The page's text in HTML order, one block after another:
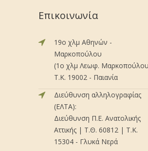
Επικοινωνία
19ο χλμ Αθηνών -
Μαρκοπούλου
(1ο χλμ Λεωφ.
Τ.Κ. 19002 - Παιανία
Διεύθυνση αλληλογραφίας
(ΕΛΤΑ):
Διεύθυνση Π.Ε. Ανατολικής
Αττικής | Τ.Θ. 60812 | Τ.Κ.
15304 - Γλυκά Νερά